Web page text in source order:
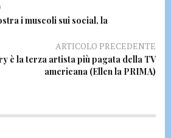
i muscoli sui social, la
ARTICOLO PRECEDENTE
è la terza artista più pagata della TV
americana (Ellen la PRIMA)